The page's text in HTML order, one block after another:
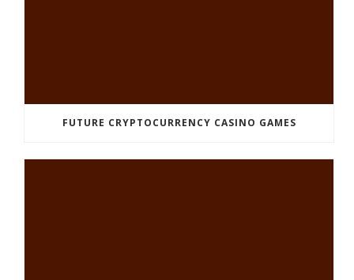
FUTURE CRYPTOCURRENCY CASINO GAMES